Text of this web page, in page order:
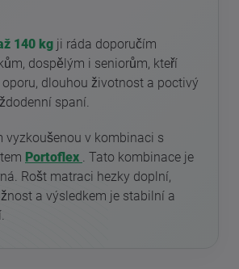
140 kg ji ráda doporučím
dospělým i seniorům, kteří
dlouhou životnost a poctivý
spaní.
vyzkoušenou v kombinaci s
Portoflex . Tato kombinace je
Rošt matraci hezky doplní,
a výsledkem je stabilní a